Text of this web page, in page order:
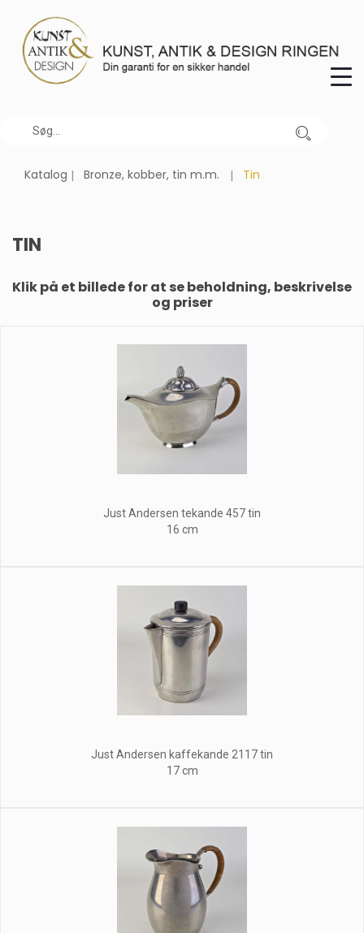
Katalog Bronze, kobber, tin m.m. Tin
TIN
Klik på et billede for at se beholdning, beskrivelse
og priser
Just Andersen tekande 457 tin
16 cm
Just Andersen kaffekande 2117 tin
17 cm